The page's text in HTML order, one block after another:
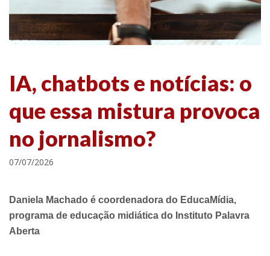
IA, chatbots e notícias: o
que essa mistura provoca
no jornalismo?
07/07/2026
Daniela Machado é coordenadora do EducaMídia,
programa de educação midiática do Instituto Palavra
Aberta